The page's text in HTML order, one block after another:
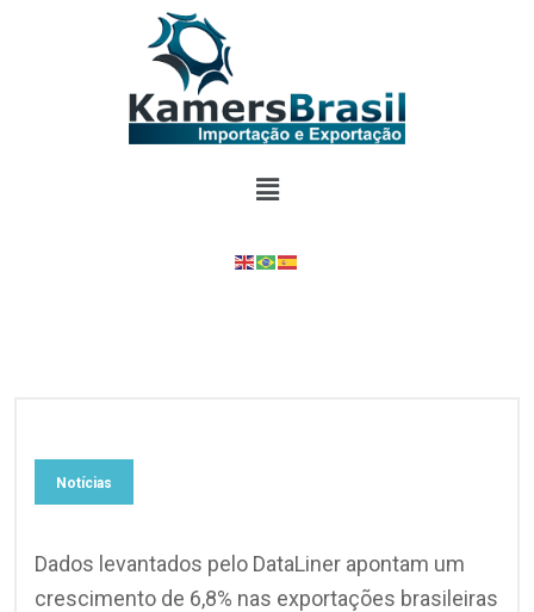
Notícias
Dados levantados pelo DataLiner apontam um
crescimento de 6,8% nas exportações brasileiras